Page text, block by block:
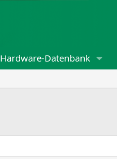
Hardware-Datenbank